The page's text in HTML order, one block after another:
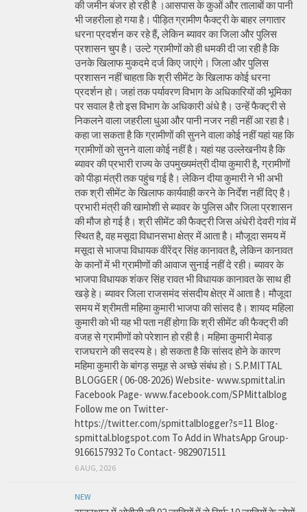
की जमीन बंजर हो रही है ।आसपास के कुओं और तालाबों का पानी
भी जहरीला हो गया है। पीड़ित ग्रामीण फैक्ट्री के बाहर लगातार
धरना प्रदर्शन कर रहे हैं, लेकिन ब्यावर का जिला और पुलिस
प्रशासन चुप है। उल्टे ग्रामीणों को ही धमकी दी जा रही है कि
उनके खिलाफ मुकदमे दर्ज किए जाएंगे। जिला और पुलिस
प्रशासन नहीं चाहता कि श्री सीमेंट के खिलाफ कोई धरना
प्रदर्शन हो। जहां तक पर्यावरण विभाग के अधिकारियों की भूमिका
पर सवाल है तो इस विभाग के अधिकारी अंधे है। उन्हें फैक्ट्री से
निकलने वाला जहरीला धुआ और पानी नजर नही नहीं आ रहा है।
कहा जा सकता है कि ग्रामीणों की सुनने वाला कोई नहीं यहां यह कि
ग्रामीणों को सुनने वाला कोई नहीं है। यहां यह उल्लेखनीय है कि
ब्यावर की प्रभारी राज्य के उपमुख्यमंत्री दीया कुमारी है, ग्रामीणों
को पीड़ा मंत्री तक पहुंच गई है। लेकिन दीया कुमारी ने भी अभी
तक श्री सीमेंट के खिलाफ कार्यवाही करने के निर्देश नहीं दिए है।
प्रभारी मंत्री की खामोशी से ब्यावर के पुलिस और जिला प्रशासन
की मौज हो गई है। श्री सीमेंट की फैक्ट्री जिस अंधेरी देवरी गांव में
स्थित है, वह मसूदा विधानसभा क्षेत्र में आता है। मौजूदा समय में
मसूदा से भाजपा विधायक वीरेंद्र सिंह कानावत है, लेकिन कानावत
के कानों में भी ग्रामीणों की आवाज सुनाई नहीं दे रही। ब्यावर के
भाजपा विधायक शंकर सिंह रावत भी विधायक कानावत के साथ ही
खड़े हे। ब्यावर जिला राजसमंद संसदीय क्षेत्र में आता है। मौजूदा
समय में श्रीमती महिमा कुमारी भाजपा की सांसद है। शायद महिला
कुमारी को भी यह भी पता नहीं होगा कि श्री सीमेंट की फैक्ट्री की
वजह से ग्रामीणों को परेशान हो रही है। महिमा कुमारी मेवाड़
राजघराने की सदस्य हे। हो सकता है कि सांसद होने के कारण
महिमा कुमारी के बांगड़ समूह से अच्छे संबंध हो। S.P.MITTAL
BLOGGER ( 06-08-2026) Website- www.spmittal.in
Facebook Page- www.facebook.com/SPMittalblog
Follow me on Twitter-
https://twitter.com/spmittalblogger?s=11 Blog-
spmittal.blogspot.com To Add in WhatsApp Group-
9166157932 To Contact- 9829071511
6 AUG, 2026
NEW